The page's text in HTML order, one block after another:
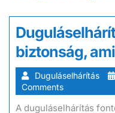
biztonság,
Duguláselhárítás
Comments
A duguláselhárítás